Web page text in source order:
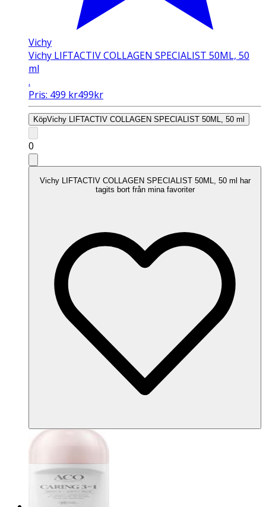
Vichy
Vichy LIFTACTIV COLLAGEN SPECIALIST 50ML, 50
ml
.
Pris: 499 kr499kr
KöpVichy LIFTACTIV COLLAGEN SPECIALIST 50ML, 50 ml
0
Vichy LIFTACTIV COLLAGEN SPECIALIST 50ML, 50 ml har
tagits bort från mina favoriter